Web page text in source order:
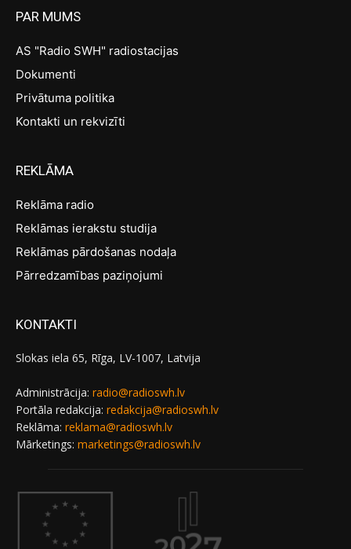
PAR MUMS
AS "Radio SWH" radiostacijas
Dokumenti
Privātuma politika
Kontakti un rekvizīti
REKLĀMA
Reklāma radio
Reklāmas ierakstu studija
Reklāmas pārdošanas nodaļa
Pārredzamības paziņojumi
KONTAKTI
Slokas iela 65, Rīga, LV-1007, Latvija
Administrācija: radio@radioswh.lv
Portāla redakcija: redakcija@radioswh.lv
Reklāma: reklama@radioswh.lv
Mārketings: marketings@radioswh.lv